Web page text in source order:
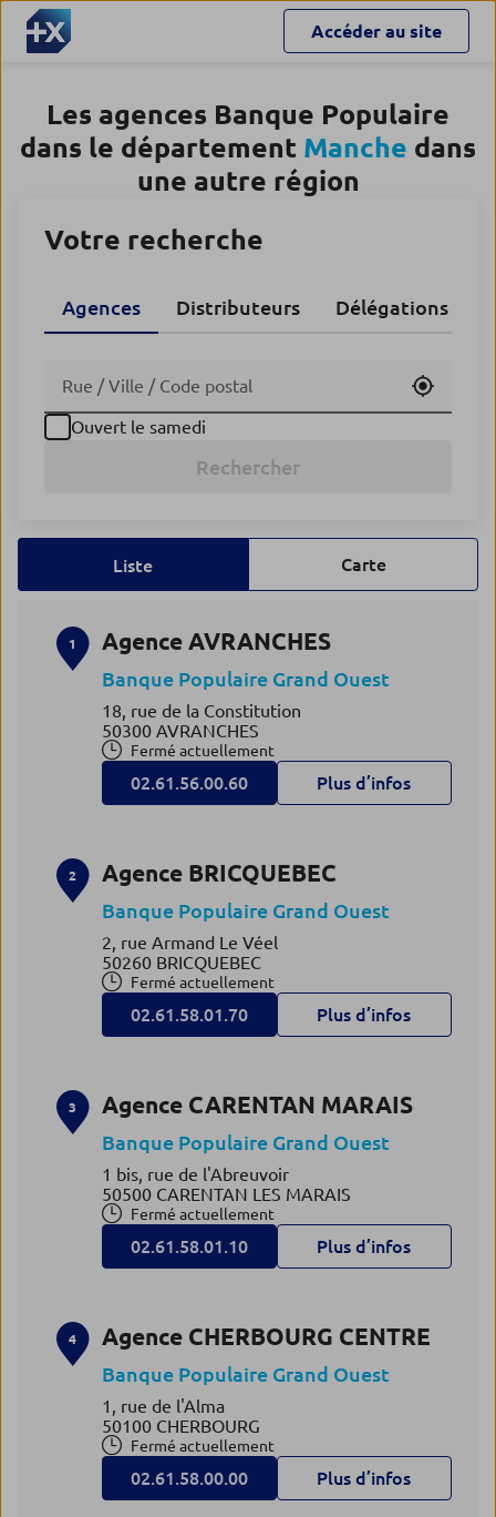
Accéder au site
Les agences Banque Populaire
dans le département Manche dans
une autre région
Votre recherche
Agences Distributeurs Délégations
Utiliser
Ouvert le samedi
Rechercher
Liste Carte
1 Agence AVRANCHES
Banque Populaire Grand Ouest
18, rue de la Constitution
50300 AVRANCHES
Fermé actuellement
02.61.56.00.60 Plus d’infos
2 Agence BRICQUEBEC
Banque Populaire Grand Ouest
2, rue Armand Le Véel
50260 BRICQUEBEC
Fermé actuellement
02.61.58.01.70 Plus d’infos
3 Agence CARENTAN MARAIS
Banque Populaire Grand Ouest
1 bis, rue de l'Abreuvoir
50500 CARENTAN LES MARAIS
Fermé actuellement
02.61.58.01.10 Plus d’infos
4 Agence CHERBOURG CENTRE
Banque Populaire Grand Ouest
1, rue de l'Alma
50100 CHERBOURG
Fermé actuellement
02.61.58.00.00 Plus d’infos